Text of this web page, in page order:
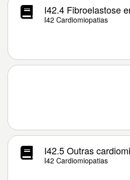
I42.4 Fibroelastose
I42 Cardiomiopatias
I42.5 Outras
I42 Cardiomiopatias